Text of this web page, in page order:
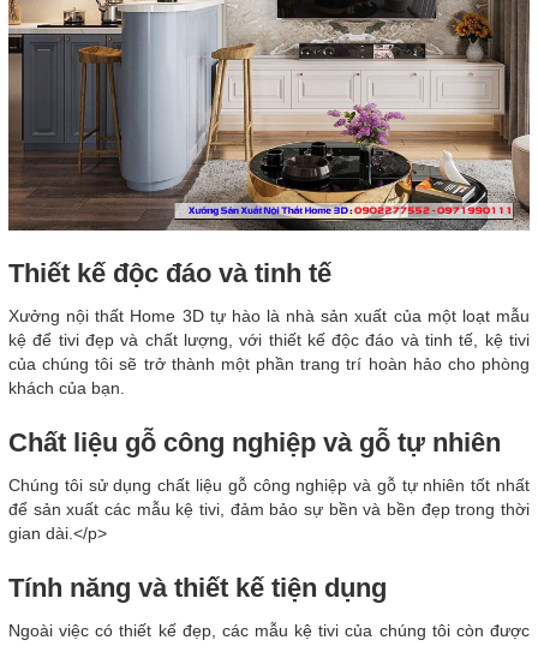
Thiết kế độc đáo và tinh tế
Xưởng nội thất Home 3D tự hào là nhà sản xuất của một loạt mẫu
kệ để tivi đẹp và chất lượng, với thiết kế độc đáo và tinh tế, kệ tivi
của chúng tôi sẽ trở thành một phần trang trí hoàn hảo cho phòng
khách của bạn.
Chất liệu gỗ công nghiệp và gỗ tự nhiên
Chúng tôi sử dụng chất liệu gỗ công nghiệp và gỗ tự nhiên tốt nhất
để sản xuất các mẫu kệ tivi, đảm bảo sự bền và bền đẹp trong thời
gian dài.</p>
Tính năng và thiết kế tiện dụng
Ngoài việc có thiết kế đẹp, các mẫu kệ tivi của chúng tôi còn được